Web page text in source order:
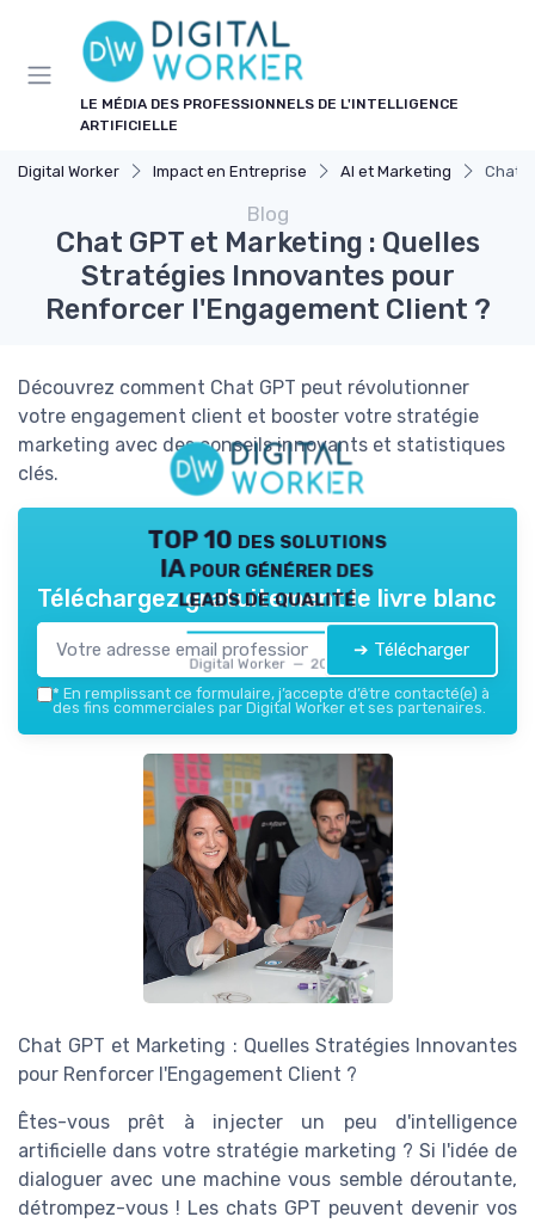
LE MÉDIA DES PROFESSIONNELS DE L'INTELLIGENCE
ARTIFICIELLE
Digital Worker Impact en Entreprise AI et Marketing Chat
Blog
Chat GPT et Marketing : Quelles
Stratégies Innovantes pour
Renforcer l'Engagement Client ?
Découvrez comment Chat GPT peut révolutionner
votre engagement client et booster votre stratégie
marketing avec des conseils innovants et statistiques
clés.
TOP 10 des solutions
IA pour générer des
leads de qualité
Digital Worker — 2026
Téléchargez gratuitement le livre blanc
➔ Télécharger
* En remplissant ce formulaire, j’accepte d’être contacté(e) à
des fins commerciales par Digital Worker et ses partenaires.
Chat GPT et Marketing : Quelles Stratégies Innovantes
pour Renforcer l'Engagement Client ?
Êtes-vous prêt à injecter un peu d'intelligence
artificielle dans votre stratégie marketing ? Si l'idée de
dialoguer avec une machine vous semble déroutante,
détrompez-vous ! Les chats GPT peuvent devenir vos